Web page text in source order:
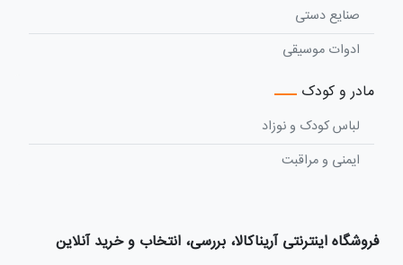
فروشگاه اینترنتی آریناکالا، بررسی، انتخاب و خرید آنلاین
صنایع دستی
ادوات موسیقی
مادر و کودک
لباس کودک و نوزاد
ایمنی و مراقبت